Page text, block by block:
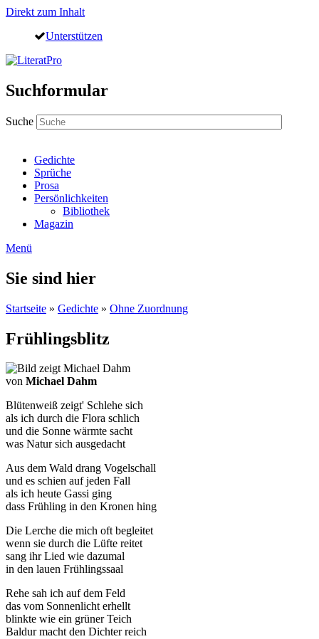
Direkt zum Inhalt
Unterstützen
Suchformular
Suche
Gedichte
Sprüche
Prosa
Persönlichkeiten
Bibliothek
Magazin
Menü
Sie sind hier
Startseite » Gedichte » Ohne Zuordnung
Frühlingsblitz
von Michael Dahm
Blütenweiß zeigt' Schlehe sich
als ich durch die Flora schlich
und die Sonne wärmte sacht
was Natur sich ausgedacht
Aus dem Wald drang Vogelschall
und es schien auf jeden Fall
als ich heute Gassi ging
dass Frühling in den Kronen hing
Die Lerche die mich oft begleitet
wenn sie durch die Lüfte reitet
sang ihr Lied wie dazumal
in den lauen Frühlingssaal
Rehe sah ich auf dem Feld
das vom Sonnenlicht erhellt
blinkte wie ein grüner Teich
Baldur macht den Dichter reich